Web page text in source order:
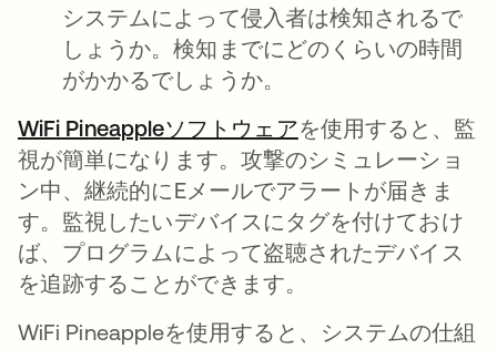
システムによって侵入者は検知されるで
しょうか。検知までにどのくらいの時間
がかかるでしょうか。
WiFi Pineappleソフトウェア新しいタブで開く
を使用すると、監
視が簡単になります。攻撃のシミュレーショ
ン中、継続的にEメールでアラートが届きま
す。監視したいデバイスにタグを付けておけ
ば、プログラムによって盗聴されたデバイス
を追跡することができます。
WiFi Pineappleを使用すると、システムの仕組